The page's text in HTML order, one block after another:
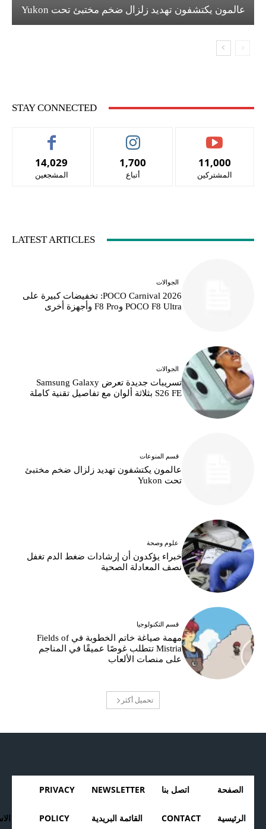
عالمون يكتشفون تهديد زلزال ضخم مختبئ تحت Yukon
STAY CONNECTED
14,029
المشجعين
1,700
أتباع
11,000
المشتركين
LATEST ARTICLES
الجوالات
POCO Carnival 2026: تخفيضات كبيرة على
POCO F8 Ultra وF8 Pro وأجهزة أخرى
الجوالات
تسريبات جديدة تعرض Samsung Galaxy
S26 FE بثلاثة ألوان مع تفاصيل تقنية كاملة
قسم المنوعات
عالمون يكتشفون تهديد زلزال ضخم مختبئ
تحت Yukon
علوم وصحة
خبراء يؤكدون أن إرشادات ضغط الدم تغفل
نصف المعادلة الصحية
قسم التكنولوجيا
مهمة صياغة خاتم الخطوبة في Fields of
Mistria تتطلب غوصًا عميقًا في المناجم
على منصات الألعاب
تحميل أكثر
الصفحة
الرئيسية
اتصل بنا
CONTACT
NEWSLETTER
القائمة البريدية
PRIVACY
POLICY